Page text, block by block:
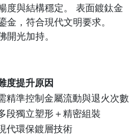
度與結構穩定。 表面鍍鈦金
金，符合現代文明要求。
光加持。
度提升原因
精準控制金屬流動與退火次數
段獨立塑形＋精密組裝
代環保鍍層技術